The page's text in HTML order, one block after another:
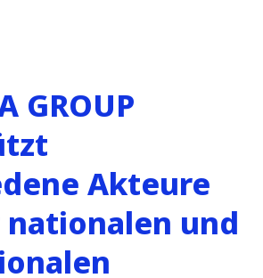
GROUP
Akteure
und